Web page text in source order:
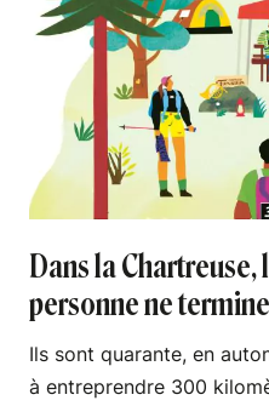
Dans la Chartreuse,
personne ne
Ils sont quarante, en
à entreprendre 300